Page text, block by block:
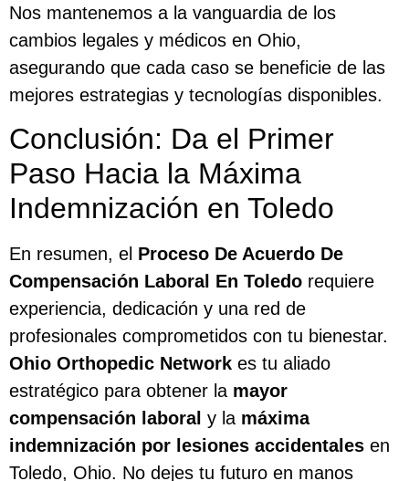
Nos mantenemos a la vanguardia de los
cambios legales y médicos en Ohio,
asegurando que cada caso se beneficie de las
mejores estrategias y tecnologías disponibles.
Conclusión: Da el Primer
Paso Hacia la Máxima
Indemnización en Toledo
En resumen, el Proceso De Acuerdo De
Compensación Laboral En Toledo requiere
experiencia, dedicación y una red de
profesionales comprometidos con tu bienestar.
Ohio Orthopedic Network es tu aliado
estratégico para obtener la mayor
compensación laboral y la máxima
indemnización por lesiones accidentales en
Toledo, Ohio. No dejes tu futuro en manos